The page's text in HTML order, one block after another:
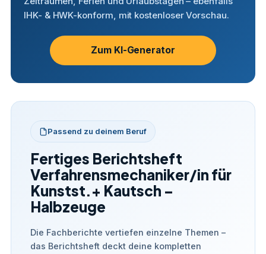
IHK- & HWK-konform, mit kostenloser Vorschau.
Zum KI-Generator
Passend zu deinem Beruf
Fertiges Berichtsheft
Verfahrensmechaniker/in für
Kunstst.+ Kautsch –
Halbzeuge
Die Fachberichte vertiefen einzelne Themen –
das Berichtsheft deckt deine kompletten